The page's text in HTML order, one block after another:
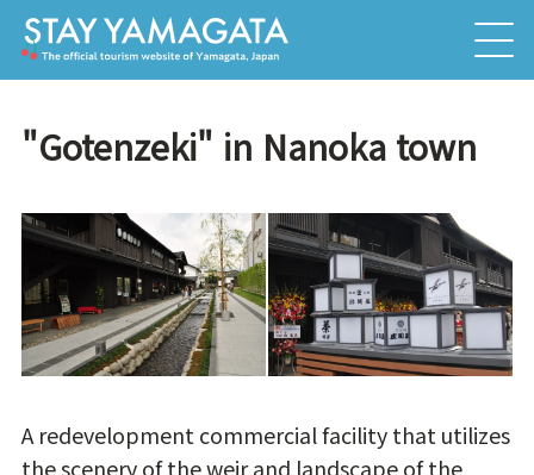
"Gotenzeki" in Nanoka town
A redevelopment commercial facility that utilizes
the scenery of the weir and landscape of the